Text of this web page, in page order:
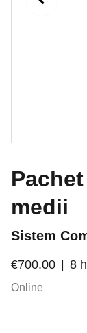
medii
Sistem
€700.00 8 h
Online